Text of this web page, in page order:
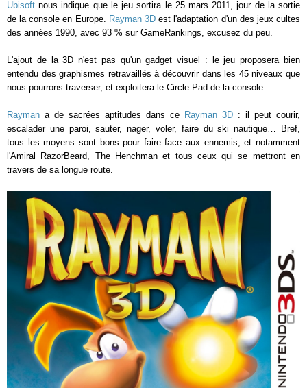
Ubisoft nous indique que le jeu sortira le 25 mars 2011, jour de la sortie
de la console en Europe. Rayman 3D est l'adaptation d'un des jeux cultes
des années 1990, avec 93 % sur GameRankings, excusez du peu.
L'ajout de la 3D n'est pas qu'un gadget visuel : le jeu proposera bien
entendu des graphismes retravaillés à découvrir dans les 45 niveaux que
nous pourrons traverser, et exploitera le Circle Pad de la console.
Rayman a de sacrées aptitudes dans ce Rayman 3D : il peut courir,
escalader une paroi, sauter, nager, voler, faire du ski nautique… Bref,
tous les moyens sont bons pour faire face aux ennemis, et notamment
l'Amiral RazorBeard, The Henchman et tous ceux qui se mettront en
travers de sa longue route.